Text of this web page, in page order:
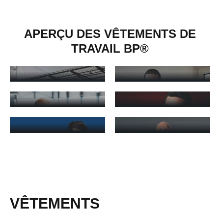
APERÇU DES VÊTEMENTS DE
TRAVAIL BP®
PANTALONS DE
pantalons de travail - En savoir plus
VESTES DE
vestes de travail - En savoir
GILETS DE TRAVAIL
gilets de travail - En savoir plus
SWEATS DE
TRAVAIL
sweats de travail - En savoir
BRETELLES DE
TRAVAIL
COTTES À BRETELLES de travail - En savoir plus
BLOUSES DE
TRAVAIL
blouses de travail - En savoir
VÊTEMENTS